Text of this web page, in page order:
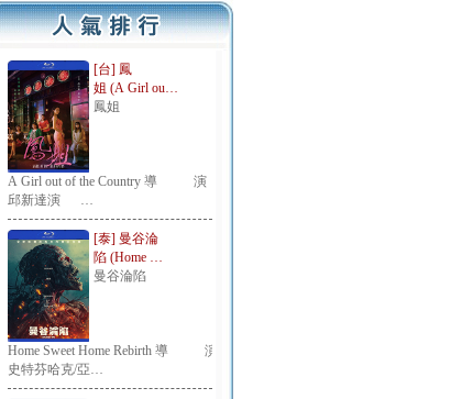
[台] 鳳
姐 (A Girl ou…
鳳姐
A Girl out of the Country 導 演：
邱新達演 …
[泰] 曼谷淪
陷 (Home …
曼谷淪陷
Home Sweet Home Rebirth 導 演：
史特芬哈克/亞…